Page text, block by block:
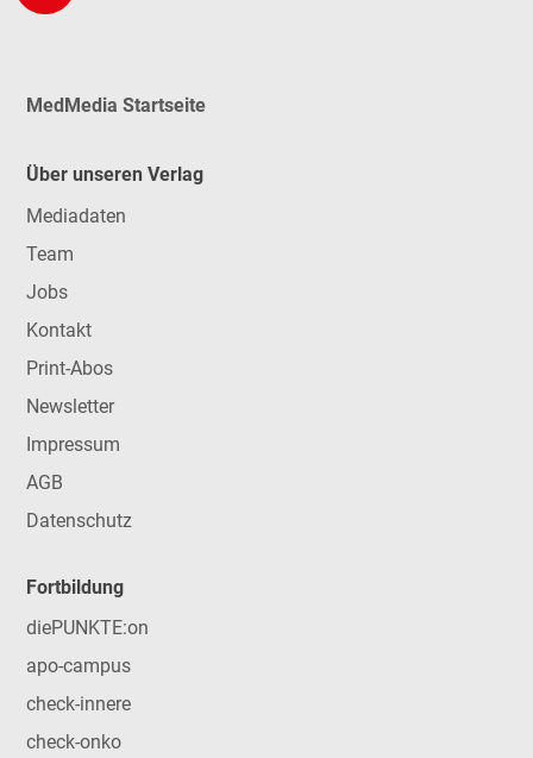
MedMedia Startseite
Über unseren Verlag
Mediadaten
Team
Jobs
Kontakt
Print-Abos
Newsletter
Impressum
AGB
Datenschutz
Fortbildung
diePUNKTE:on
apo-campus
check-innere
check-onko